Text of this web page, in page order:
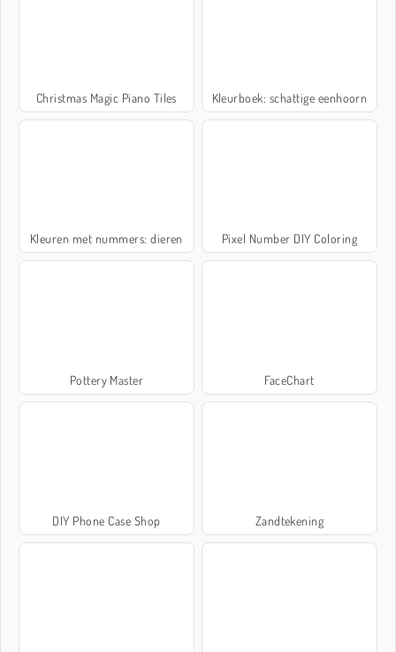
Christmas Magic Piano Tiles Kleurboek: schattige eenhoorn
Kleuren met nummers: dieren Pixel Number DIY Coloring
Pottery Master FaceChart
DIY Phone Case Shop Zandtekening